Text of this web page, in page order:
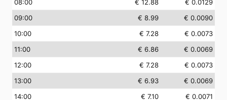
08:00 € 12.88
€ 0.0129
09:00 € 8.99
€ 0.0090
10:00 € 7.28
€ 0.0073
11:00 € 6.86
€ 0.0069
12:00 € 7.28
€ 0.0073
13:00 € 6.93
€ 0.0069
14:00 € 7.10
€ 0.0071